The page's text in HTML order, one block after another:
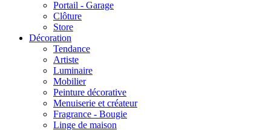
Portail - Garage
Clôture
Store
Décoration
Tendance
Artiste
Luminaire
Mobilier
Peinture décorative
Menuiserie et créateur
Fragrance - Bougie
Linge de maison